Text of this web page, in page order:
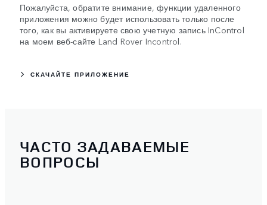
Пожалуйста, обратите внимание, функции удаленного
приложения можно будет использовать только после
того, как вы активируете свою учетную запись InControl
на моем веб-сайте Land Rover Incontrol.
СКАЧАЙТЕ ПРИЛОЖЕНИЕ
ЧАСТО ЗАДАВАЕМЫЕ
ВОПРОСЫ